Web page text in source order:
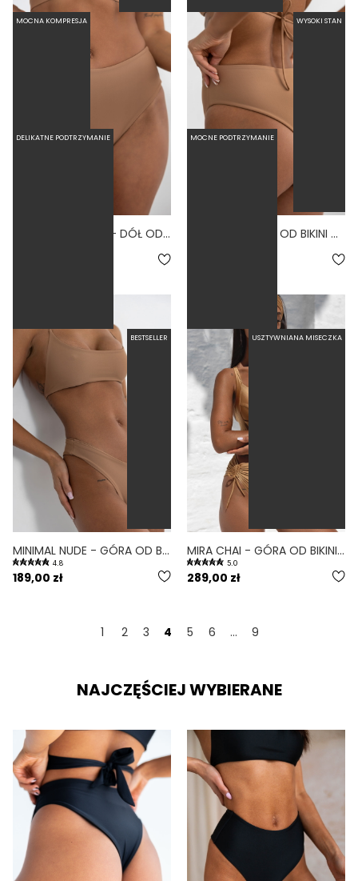
MOCNA KOMPRESJA
HIGH WAIST NUDE - DÓŁ OD BIKINI WYSOKI STAN FIGI CIELISTY
WYSOKI STAN
LINKI NUDE - DÓŁ OD BIKINI WYSOKI STAN BRAZYLIANY CIELISTY
DELIKATNE PODTRZYMANIE
BESTSELLER
MINIMAL NUDE - GÓRA OD BIKINI NA MAŁY BIUST WIĄZANE PLECY CIELISTY
4.8
189,00 zł
MOCNE PODTRZYMANIE
USZTYWNIANA MISECZKA
MIRA CHAI - GÓRA OD BIKINI PUSH-UP USZTYWNIANA ZŁOTY
5.0
289,00 zł
1 2 3 4 5 6 ... 9
NAJCZĘŚCIEJ WYBIERANE